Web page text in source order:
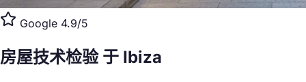
Google 4.9/5
房屋技术检验 于 Ibiza